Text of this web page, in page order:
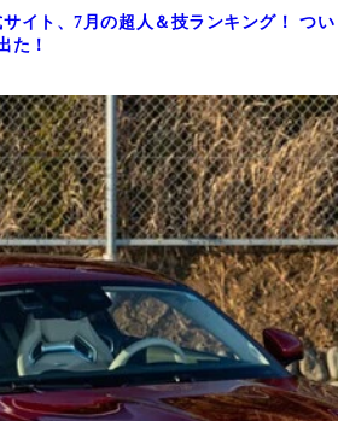
サイト、7月の超人＆技ランキング！ つい
た！